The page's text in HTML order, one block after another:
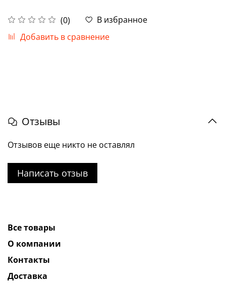
(0)
В избранное
Добавить в сравнение
Отзывы
Отзывов еще никто не оставлял
Написать отзыв
Все товары
О компании
Контакты
Доставка